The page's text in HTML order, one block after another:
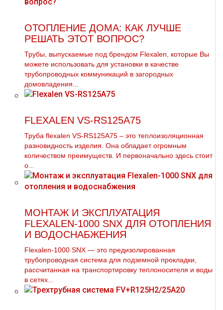
ОТОПЛЕНИЕ ДОМА: КАК ЛУЧШЕ
РЕШАТЬ ЭТОТ ВОПРОС?
Трубы, выпускаемые под брендом Flexalen, которые Вы
можете использовать для установки в качестве
трубопроводных коммуникаций в загородных
домовладения...
FLEXALEN VS-RS125A75
Труба flехalеn VS-RS125A75 – это теплоизоляционная
разновидность изделия. Она обладает огромным
количеством преимуществ. И первоначально здесь стоит
о...
МОНТАЖ И ЭКСПЛУАТАЦИЯ
FLEXALEN-1000 SNX ДЛЯ ОТОПЛЕНИЯ
И ВОДОСНАБЖЕНИЯ
Flexalen-1000 SNX — это предизолированная
трубопроводная система для подземной прокладки,
рассчитанная на транспортировку теплоносителя и воды
в сетях...